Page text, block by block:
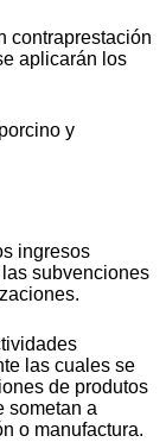
contraprestación
aplicarán los
y
ingresos
subvenciones
las cuales se
de produtos
sometan a
o manufactura.